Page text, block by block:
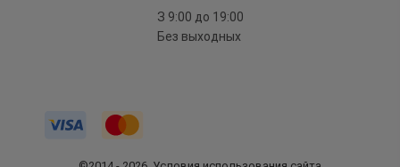
З 9:00 до 19:00
Без выходных